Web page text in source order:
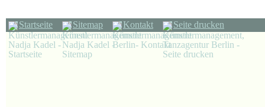
Startseite Sitemap Kontakt Seite drucken